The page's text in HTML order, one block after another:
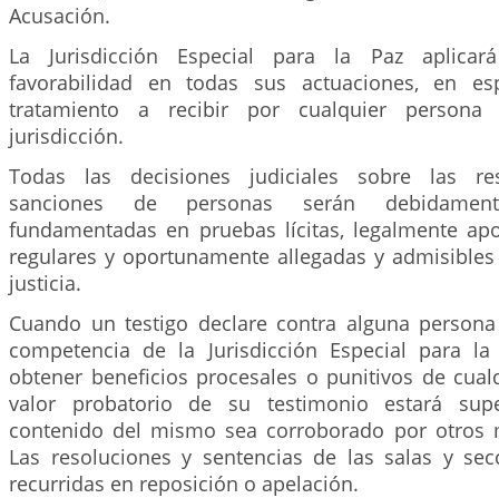
Acusación.
La Jurisdicción Especial para la Paz
favorabilidad en todas sus actuaciones, en
tratamiento a recibir por cualquier persona
jurisdicción.
Todas las decisiones judiciales sobre las
sanciones de personas serán
fundamentadas en pruebas lícitas, legalmente
regulares y oportunamente allegadas y
justicia.
Cuando un testigo declare contra alguna
competencia de la Jurisdicción Especial para
obtener beneficios procesales o punitivos de
valor probatorio de su testimonio estará
contenido del mismo sea corroborado por otros
Las resoluciones y sentencias de las salas y
recurridas en reposición o apelación.